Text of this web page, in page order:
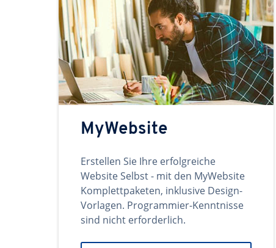
MyWebsite
Erstellen Sie Ihre erfolgreiche
Website Selbst - mit den MyWebsite
Komplettpaketen, inklusive Design-
Vorlagen. Programmier-Kenntnisse
sind nicht erforderlich.